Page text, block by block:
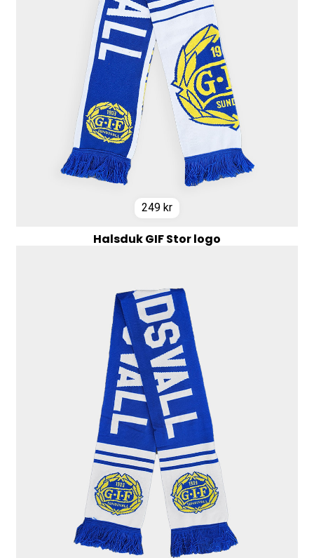
249 kr
Halsduk GIF Stor logo